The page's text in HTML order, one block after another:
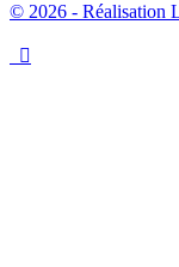
© 2026 - Réalisation
